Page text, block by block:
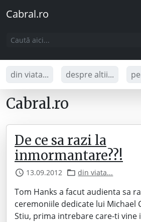
Cabral.ro
din viata... despre altii...
Cabral.ro
De ce sa razi la
inmormantare??!
13.09.2012 din viata...
Tom Hanks a facut audienta sa
ceremoniile dedicate lui Michael
Stiu, prima intrebare care-ti vine